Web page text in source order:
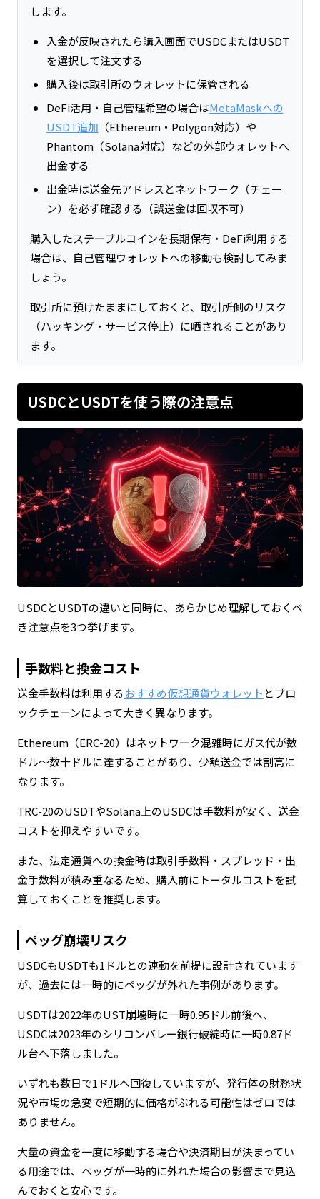
します。
入金が反映されたら購入画面でUSDCまたはUSDT
を選択して注文する
購入後は取引所のウォレットに保管される
DeFi活用・自己管理希望の場合はMetaMaskへの
USDT追加 （Ethereum・Polygon対応）や
Phantom（Solana対応）などの外部ウォレットへ
出金する
出金時は送金先アドレスとネットワーク（チェー
ン）を必ず確認する（誤送金は回収不可）
購入したステーブルコインを長期保有・DeFi利用する
場合は、自己管理ウォレットへの移動も検討してみま
しょう。
取引所に預けたままにしておくと、取引所側のリスク
（ハッキング・サービス停止）に晒されることがあり
ます。
USDCとUSDTを使う際の注意点
USDCとUSDTの違いと同時に、あらかじめ理解しておくべ
き注意点を3つ挙げます。
手数料と換金コスト
送金手数料は利用するおすすめ仮想通貨ウォレット とブロ
ックチェーンによって大きく異なります。
Ethereum（ERC-20）はネットワーク混雑時にガス代が数
ドル〜数十ドルに達することがあり、少額送金では割高に
なります。
TRC-20のUSDTやSolana上のUSDCは手数料が安く、送金
コストを抑えやすいです。
また、法定通貨への換金時は取引手数料・スプレッド・出
金手数料が積み重なるため、購入前にトータルコストを試
算しておくことを推奨します。
ペッグ崩壊リスク
USDCもUSDTも1ドルとの連動を前提に設計されています
が、過去には一時的にペッグが外れた事例があります。
USDTは2022年のUST崩壊時に一時0.95ドル前後へ、
USDCは2023年のシリコンバレー銀行破綻時に一時0.87ド
ル台へ下落しました。
いずれも数日で1ドルへ回復していますが、発行体の財務状
況や市場の急変で短期的に価格がぶれる可能性はゼロでは
ありません。
大量の資金を一度に移動する場合や決済期日が決まってい
る用途では、ペッグが一時的に外れた場合の影響まで見込
んでおくと安心です。